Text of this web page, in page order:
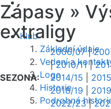
Klub
Základní údaje
Vedení a
Logo
Historie
Podrobná
Zápasy »
extraligy
SEZONA:
2006/07|
|2010/11|
2014/15
2018/19
2022/23|